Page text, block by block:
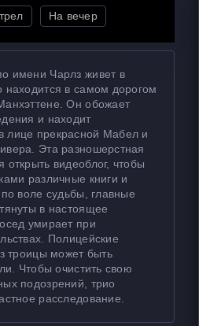
На вечер
имени Чарлз живет в
в самом дорогом
Он обожает
и находит
лице прекрасной Мабел и
Эта разношерстная
открыть видеоблог, чтобы
различные книги и
воле судьбы, главные
в настоящее
умирает при
Полицейские
троицы может быть
Чтобы очистить свою
подозрений, трио
расследование.